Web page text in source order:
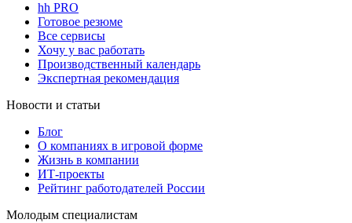
hh PRO
Готовое резюме
Все сервисы
Хочу у вас работать
Производственный календарь
Экспертная рекомендация
Новости и статьи
Блог
О компаниях в игровой форме
Жизнь в компании
ИТ-проекты
Рейтинг работодателей России
Молодым специалистам